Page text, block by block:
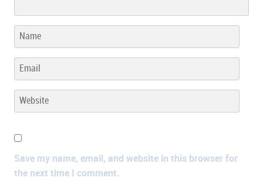
Save my name, email, and website in this browser for
the next time I comment.